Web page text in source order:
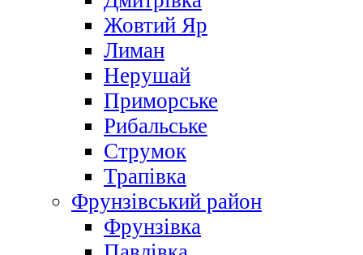
Жовтий Яр
Лиман
Нерушай
Приморське
Рибальське
Струмок
Трапівка
Фрунзівський район
Фрунзівка